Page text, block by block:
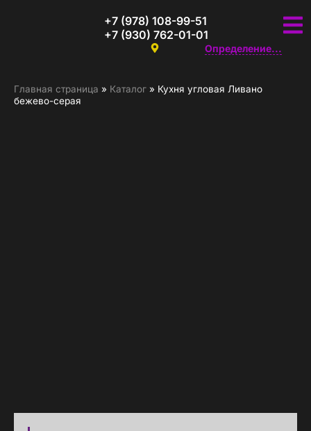
+7 (978) 108-99-51
+7 (930) 762-01-01
Определение...
Главная страница » Каталог » Кухня угловая Ливано
бежево-серая